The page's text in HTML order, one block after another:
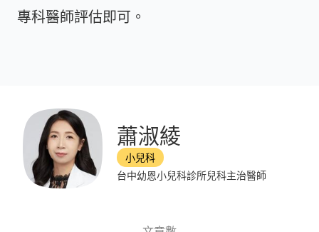
專科醫師評估即可。
蕭淑綾
小兒科
台中幼恩小兒科診所兒科主治醫師